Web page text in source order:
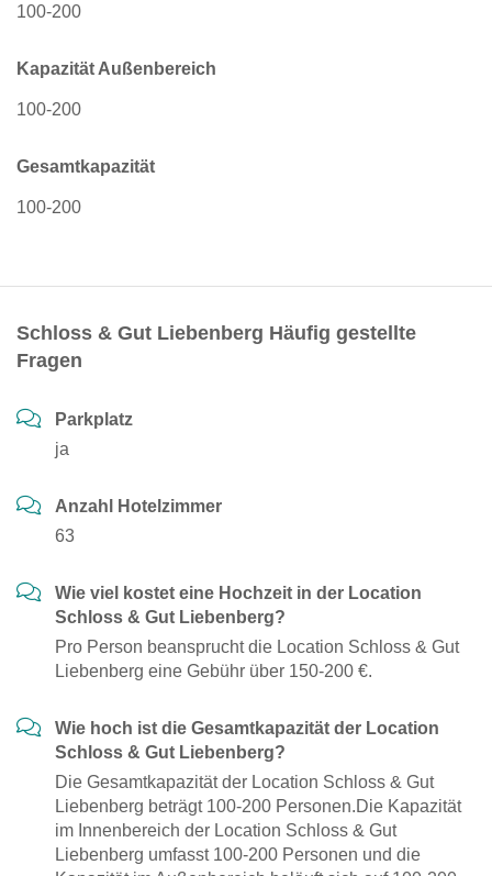
100-200
Kapazität Außenbereich
100-200
Gesamtkapazität
100-200
Schloss & Gut Liebenberg Häufig gestellte
Fragen
Parkplatz
ja
Anzahl Hotelzimmer
63
Wie viel kostet eine Hochzeit in der Location
Schloss & Gut Liebenberg?
Pro Person beansprucht die Location Schloss & Gut
Liebenberg eine Gebühr über 150-200 €.
Wie hoch ist die Gesamtkapazität der Location
Schloss & Gut Liebenberg?
Die Gesamtkapazität der Location Schloss & Gut
Liebenberg beträgt 100-200 Personen.Die Kapazität
im Innenbereich der Location Schloss & Gut
Liebenberg umfasst 100-200 Personen und die